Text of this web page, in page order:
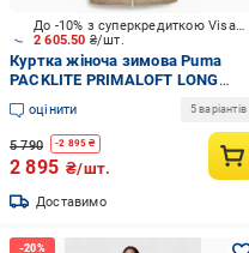
2 605.50 ₴/шт.
До -10% з суперкредиткою Visa Вигода
Куртка жіноча зимова Puma
PACKLITE PRIMALOFT LONG
HOODED JACKET 84940667 р.M
світло-коричнева
оцінити 5 варіантів
5 790 -2 895 ₴
2 895 ₴/шт.
Доставимо